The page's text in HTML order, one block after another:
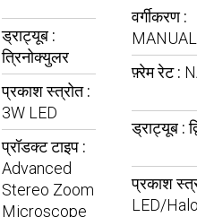
ड्राट्यूब :
त्रिनोक्युलर
प्रकाश स्त्रोत :
3W LED
प्रॉडक्ट टाइप :
Advanced
Stereo Zoom
Microscope
वर्गीकरण :
MANUAL
फ़्रेम रेट :
ड्राट्यूब :
प्रकाश
LED/